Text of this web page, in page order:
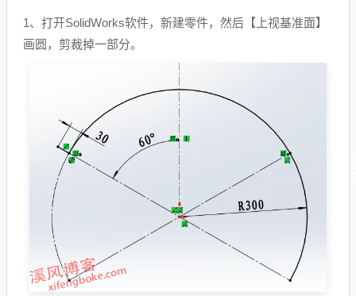
1、打开SolidWorks软件，新建零件，然后【上视基准面】
画圆，剪裁掉一部分。